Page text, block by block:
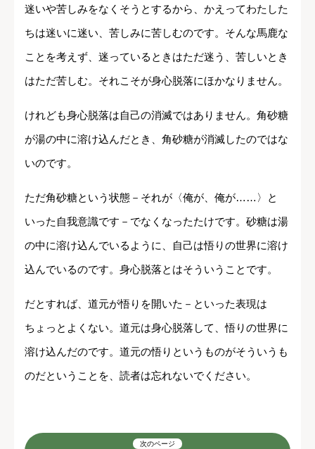
迷いや苦しみをなくそうとするから、かえってわたした
ちは迷いに迷い、苦しみに苦しむのです。そんな馬鹿な
ことを考えず、迷っているときはただ迷う、苦しいとき
はただ苦しむ。それこそが身心脱落にほかなりません。
けれども身心脱落は自己の消滅ではありません。角砂糖
が湯の中に溶け込んだとき、角砂糖が消滅したのではな
いのです。
ただ角砂糖という状態－それが〈俺が、俺が……〉と
いった自我意識です－でなくなったたけです。砂糖は湯
の中に溶け込んでいるように、自己は悟りの世界に溶け
込んでいるのです。身心脱落とはそういうことです。
だとすれば、道元が悟りを開いた－といった表現は
ちょっとよくない。道元は身心脱落して、悟りの世界に
溶け込んだのです。道元の悟りというものがそういうも
のだということを、読者は忘れないでください。
次のページ